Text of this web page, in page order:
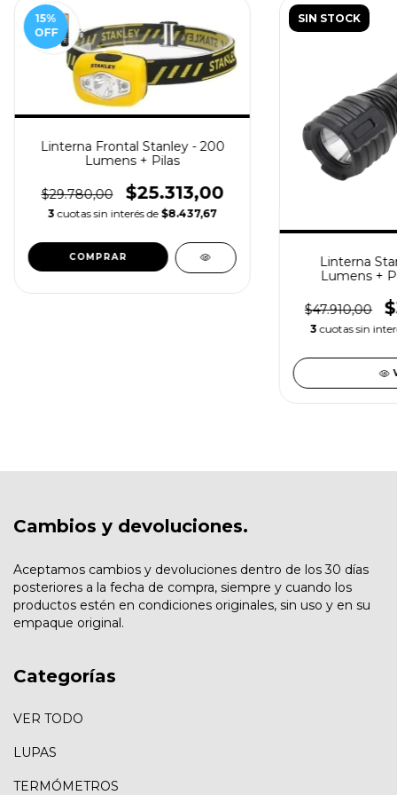
15%
OFF
Linterna Frontal Stanley - 200
Lumens + Pilas
$29.780,00 $25.313,00
3 cuotas sin interés de $8.437,67
SIN STOCK
Linterna
Lumens +
$47.910,00
3 cuotas sin
Cambios y devoluciones.
Aceptamos cambios y devoluciones dentro de los 30 días
posteriores a la fecha de compra, siempre y cuando los
productos estén en condiciones originales, sin uso y en su
empaque original.
Categorías
VER TODO
LUPAS
TERMÓMETROS